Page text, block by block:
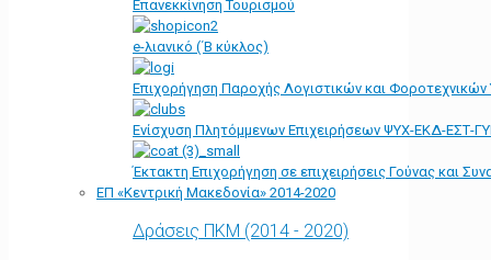
Επανεκκίνηση Τουρισμού
e-λιανικό (΄Β κύκλος)
Επιχορήγηση Παροχής Λογιστικών και
Ενίσχυση Πλητόμμενων Επιχειρήσεων ΨΥΧ-ΕΚΔ-ΕΣΤ-
Έκτακτη Επιχορήγηση σε επιχειρήσεις Γούνας και
ΕΠ «Kεντρική Μακεδονία» 2014-2020
Δράσεις ΠΚΜ (2014 - 2020)